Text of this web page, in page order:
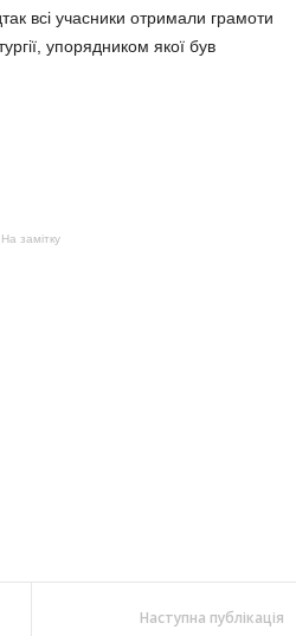
всі учасники отримали грамоти
упорядником якої був
На замітку
Наступна публікація